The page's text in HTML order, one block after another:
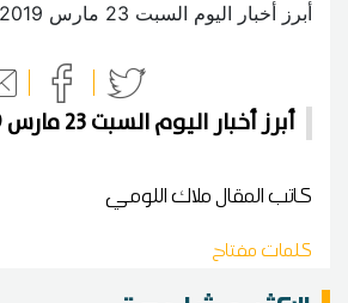
أبرز أخبار اليوم السبت 23 مارس 2019
كاتب المقالملاك اللومي
كلمات مفتاح